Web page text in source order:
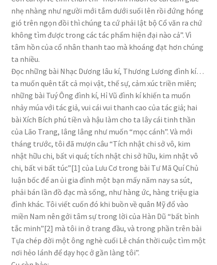
nhẹ nhàng như người mới tắm dưới suối lên rồi đứng hóng
gió trên ngọn đồi thì chúng ta cứ phải lật bộ Cổ văn ra chứ
không tìm được trong các tác phẩm hiện đại nào cả”. Vì
tâm hồn của cổ nhân thanh tao mà khoáng đạt hơn chúng
ta nhiều.
Đọc những bài Nhạc Dương lâu kí, Thương Lương đình kí…
ta muốn quên tất cả mọi vật, thế sự, cảm xúc triền miên;
những bài Tuý Ông đình kí, Hỉ Vũ đình kí khiến ta muốn
nhảy múa với tác giả, vui cái vui thanh cao của tác giả; hai
bài Xích Bích phú tiền và hậu làm cho ta lây cái tinh thần
của Lão Trang, lâng lâng như muốn “mọc cánh”. Và mới
tháng trước, tôi đã mượn câu “Tích nhật chi sở vô, kim
nhật hữu chi, bất vi quá; tích nhật chi sở hữu, kim nhật vô
chi, bất vi bất túc”[1] của Lưu Cơ trong bài Tư Mã Quí Chủ
luận bốc để an ủi gia đình một bạn mấy năm nay sa sút,
phải bán lần đồ đạc mà sống, như hàng ức, hàng triệu gia
đình khác. Tôi viết cuốn đó khi buồn về quân Mỹ đổ vào
miền Nam nên gởi tâm sự trong lời của Hàn Dũ “bất bình
tắc minh”[2] mà tôi in ở trang đầu, và trong phần trên bài
Tựa chép đời một ông nghè cuối Lê chán thời cuộc tìm một
nơi hẻo lánh để dạy học ở gần làng tôi”.